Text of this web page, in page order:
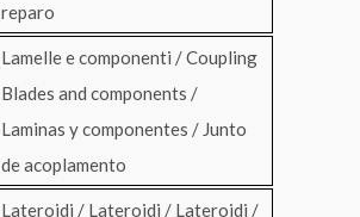
reparo
Lamelle e componenti / Coupling
Blades and components /
Laminas y componentes / Junto
de acoplamento
Lateroidi / Lateroidi / Lateroidi /